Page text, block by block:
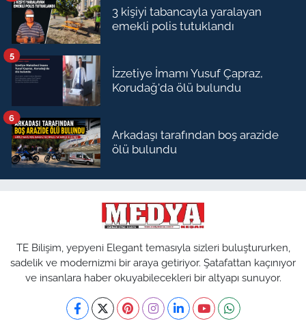
3 kişiyi tabancayla yaralayan
emekli polis tutuklandı
İzzetiye İmamı Yusuf Çapraz,
Korudağ'da ölü bulundu
5
Arkadaşı tarafından boş arazide
ölü bulundu
6
TE Bilişim, yepyeni Elegant temasıyla sizleri buluştururken,
sadelik ve modernizmi bir araya getiriyor. Şatafattan kaçınıyor
ve insanlara haber okuyabilecekleri bir altyapı sunuyor.